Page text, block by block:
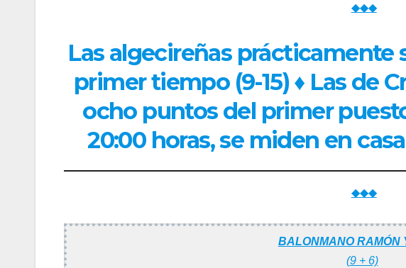
◆◆◆
Las algecireñas prácticamente
primer tiempo (9-15) ♦ Las de
ocho puntos del primer
20:00 horas, se miden en
◆◆◆
BALONMANO RAMÓN
(9 + 6)